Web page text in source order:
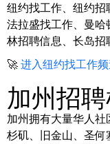
纽约找工作、纽约招
法拉盛找工作、曼
林招聘信息、长岛招
🚀 进入纽约找工作
加州招
加州拥有大量华人
杉矶、旧金山、圣何